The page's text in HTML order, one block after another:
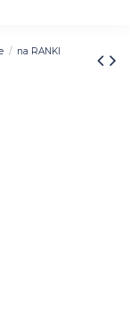
na RANKI